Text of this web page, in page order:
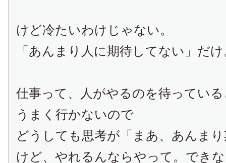
けど冷たいわけじゃない。
「あんまり人に期待してない」だ
仕事って、人がやるのを待ってい
うまく行かないので
どうしても思考が「まあ、あんま
けど、やれるんならやって。でき